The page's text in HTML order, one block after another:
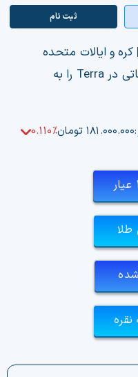
ثبت‌ نام
قیمت Terra | کره و ایالات متحده
توافق کردند که داده های تحقیقاتی در Terra را به
۱۸۱.۰۰۰.۰۰۰ تومان 0.110%